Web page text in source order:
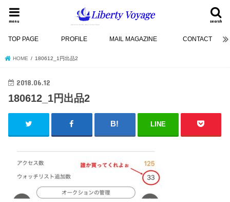
search
menu
TOP PAGE PROFILE MAIL MAGAZINE CONTACT
HOME 180612_1円出品2
2018.06.12
180612_1円出品2
LINE